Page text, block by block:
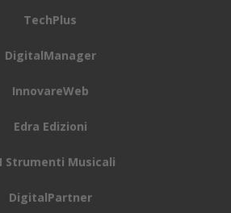
TechPlus
DigitalManager
InnovareWeb
Edra Edizioni
Strumenti Musicali
DigitalPartner